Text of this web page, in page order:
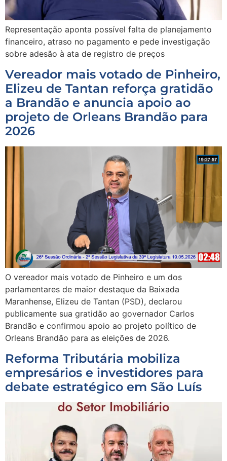
Representação aponta possível falta de planejamento
financeiro, atraso no pagamento e pede investigação
sobre adesão à ata de registro de preços
Vereador mais votado de Pinheiro,
Elizeu de Tantan reforça gratidão
a Brandão e anuncia apoio ao
projeto de Orleans Brandão para
2026
O vereador mais votado de Pinheiro e um dos
parlamentares de maior destaque da Baixada
Maranhense, Elizeu de Tantan (PSD), declarou
publicamente sua gratidão ao governador Carlos
Brandão e confirmou apoio ao projeto político de
Orleans Brandão para as eleições de 2026.
Reforma Tributária mobiliza
empresários e investidores para
debate estratégico em São Luís